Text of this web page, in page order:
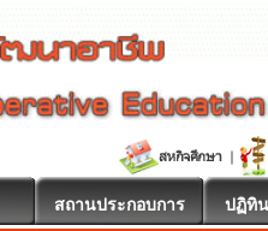
สถานประกอบการ ปฏิทิ